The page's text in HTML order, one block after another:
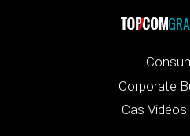
Corporate
Cas